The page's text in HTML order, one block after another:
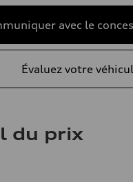
avec le
Évaluez votre
du prix